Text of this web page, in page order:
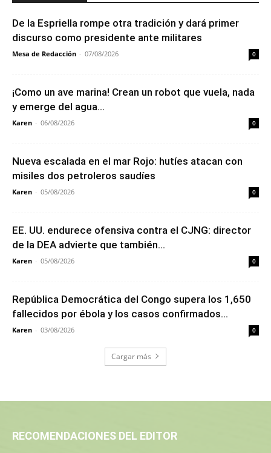
De la Espriella rompe otra tradición y dará primer
discurso como presidente ante militares
Mesa de Redacción - 07/08/2026 0
¡Como un ave marina! Crean un robot que vuela, nada
y emerge del agua...
Karen - 06/08/2026 0
Nueva escalada en el mar Rojo: hutíes atacan con
misiles dos petroleros saudíes
Karen - 05/08/2026 0
EE. UU. endurece ofensiva contra el CJNG: director
de la DEA advierte que también...
Karen - 05/08/2026 0
República Democrática del Congo supera los 1,650
fallecidos por ébola y los casos confirmados...
Karen - 03/08/2026 0
Cargar más
RECOMENDACIONES DEL EDITOR